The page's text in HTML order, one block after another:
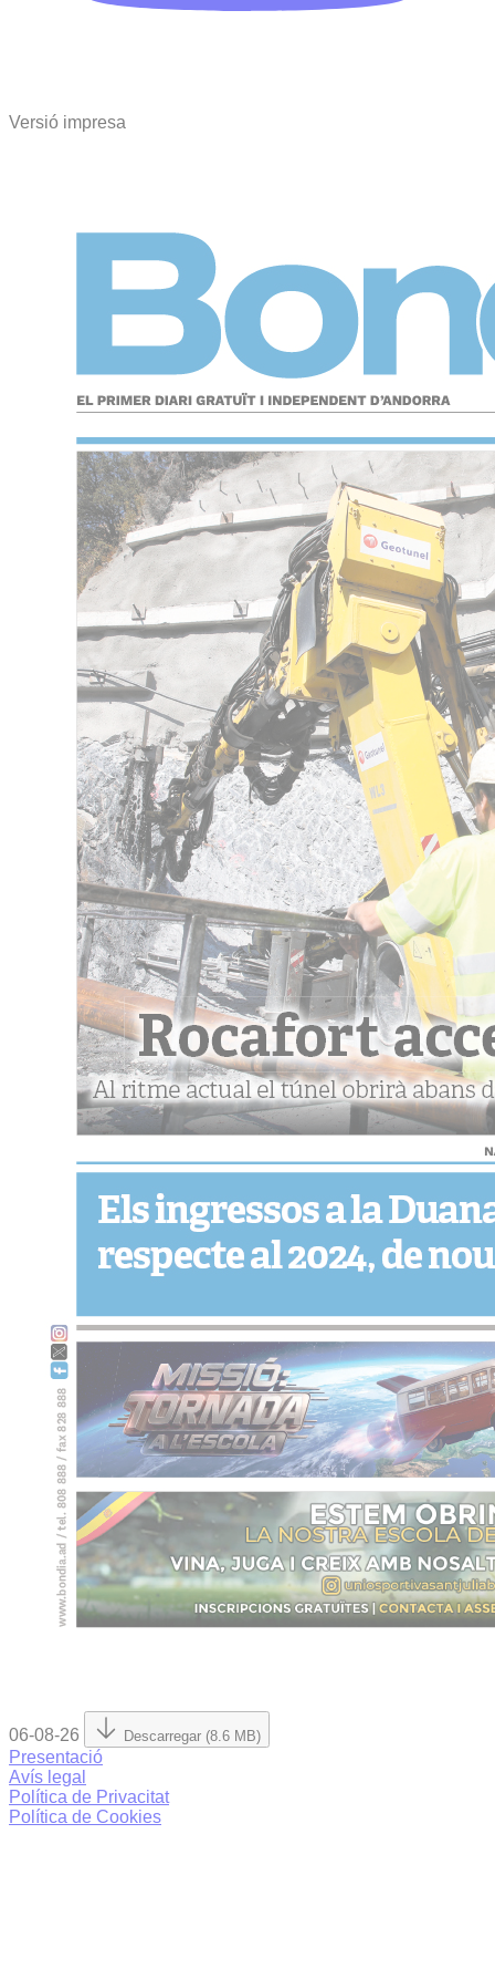
Versió impresa
06-08-26 Descarregar (8.6 MB)
Presentació
Avís legal
Política de Privacitat
Política de Cookies